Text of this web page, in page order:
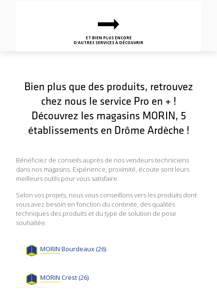
ET BIEN PLUS ENCORE
D'AUTRES SERVICES À DÉCOUVRIR
Bien plus que des produits, retrouvez
chez nous le service Pro en + !
Découvrez les magasins MORIN, 5
établissements en Drôme Ardèche !
Bénéficiez de conseils auprès de nos vendeurs techniciens
dans nos magasins. Expérience, proximité, écoute sont leurs
meilleurs outils pour vous satisfaire.
Selon vos projets, nous vous conseillons vers les produits dont
vous avez besoin en fonction du contexte, des qualités
techniques des produits et du type de solution de pose
souhaitée.
MORIN Bourdeaux (26)
MORIN Crest (26)